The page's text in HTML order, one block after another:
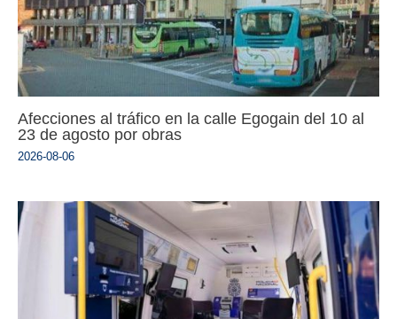
Afecciones al tráfico en la calle Egogain del 10 al
23 de agosto por obras
2026-08-06